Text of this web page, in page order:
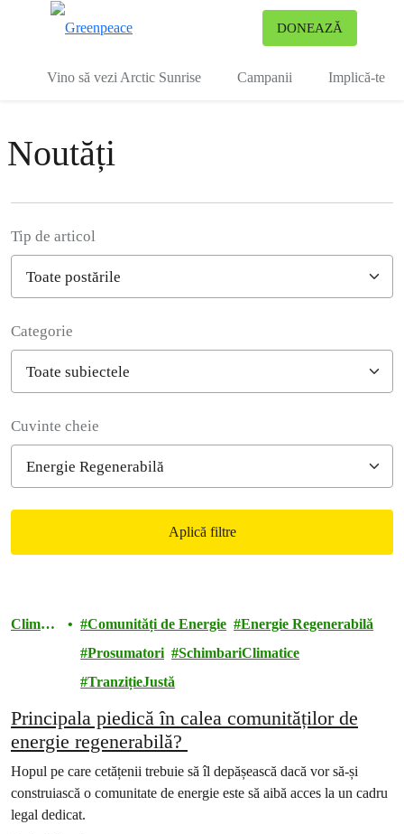
DONEAZĂ
Vino să vezi Arctic Sunrise Campanii Implică-te
Noutăți
Tip de articol
Categorie
Cuvinte cheie
Aplică filtre
Climă și
Comunități de Energie
Energie Regenerabilă
Prosumatori
SchimbariClimatice
TranzițieJustă
Principala piedică în calea comunităților de
energie regenerabilă?
Hopul pe care cetățenii trebuie să îl depășească dacă vor să-și
construiască o comunitate de energie este să aibă acces la un cadru
legal dedicat.